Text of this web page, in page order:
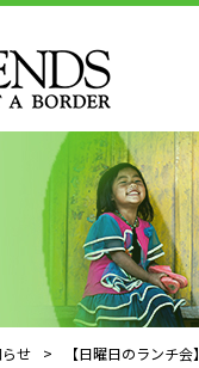
せ > 【日曜日のランチ会】